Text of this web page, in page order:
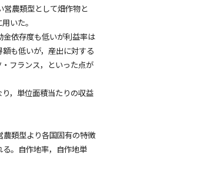
営農類型として畑作物と
いた。
依存度も低いが利益率は
も低いが，産出に対する
フランス，といった点が
，単位面積当たりの収益
類型より各国固有の特徴
。自作地率，自作地単